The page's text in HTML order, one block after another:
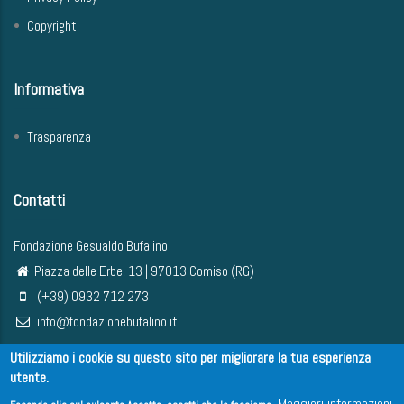
Copyright
Informativa
Trasparenza
Contatti
Fondazione Gesualdo Bufalino
Piazza delle Erbe, 13 | 97013 Comiso (RG)
(+39) 0932 712 273
info@fondazionebufalino.it
Utilizziamo i cookie su questo sito per migliorare la tua esperienza
utente.